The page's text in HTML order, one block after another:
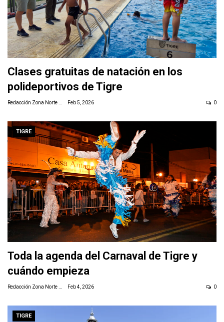
Clases gratuitas de natación en los
polideportivos de Tigre
Feb 5, 2026 0
TIGRE
Toda la agenda del Carnaval de Tigre y
cuándo empieza
Feb 4, 2026 0
TIGRE